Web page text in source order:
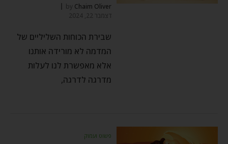
by Chaim Oliver
דצמבר 22, 2024
שבירת הכוחות השליליים של
המדמה לא מורידה אותנו
אלא מאפשרת לנו לעלות
מדרגה לדרגה,
פשוט ועמוק